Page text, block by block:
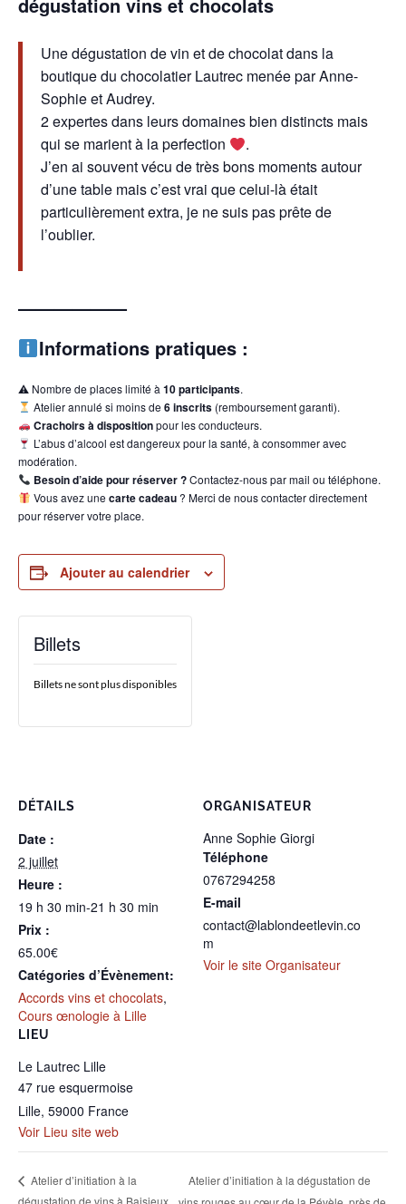
Une dégustation de vin et de chocolat dans la
boutique du chocolatier Lautrec menée par Anne-
Sophie et Audrey.
2 expertes dans leurs domaines bien distincts mais
qui se marient à la perfection
.
J’en ai souvent vécu de très bons moments autour
d’une table mais c’est vrai que celui-là était
particulièrement extra, je ne suis pas prête de
l’oublier.
——————
Informations pratiques :
⚠ Nombre de places limité à 10 participants.
Atelier annulé si moins de 6 inscrits(remboursement garanti).
Crachoirs à dispositionpour les conducteurs.
L’abus d’alcool est dangereux pour la santé, à consommer avec
modération.
Besoin d’aide pour réserver ?Contactez-nous par mail ou téléphone.
Vous avez une carte cadeau? Merci de nous contacter directement
pour réserver votre place.
Ajouter au calendrier
DÉTAILS
Date :
2 juillet
Heure :
19 h 30 min-21 h 30 min
Prix :
65.00€
Catégories d’Évènement:
Accords vins et chocolats,
Cours œnologie à Lille
LIEU
Le Lautrec Lille
47 rue esquermoise
Lille, 59000 France
Voir Lieu site web
ORGANISATEUR
Anne Sophie Giorgi
Téléphone
0767294258
E-mail
contact@lablondeetlevin.co
m
Voir le site Organisateur
Billets
Billets ne sont plus disponibles
Atelier d’initiation à la
Atelier d’initiation à la dégustation de